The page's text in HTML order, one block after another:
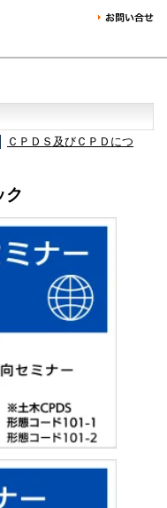
ＣＰＤＳ及びＣＰＤにつ
ク